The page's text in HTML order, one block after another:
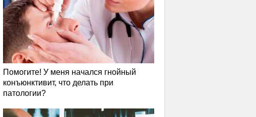
Помогите! У меня начался гнойный
конъюнктивит, что делать при
патологии?